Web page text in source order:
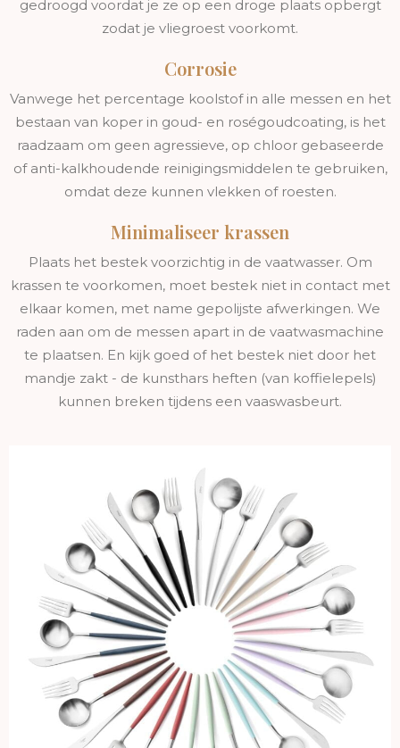
gedroogd voordat je ze op een droge plaats opbergt
zodat je vliegroest voorkomt.
Corrosie
Vanwege het percentage koolstof in alle messen en het
bestaan van koper in goud- en roségoudcoating, is het
raadzaam om geen agressieve, op chloor gebaseerde
of anti-kalkhoudende reinigingsmiddelen te gebruiken,
omdat deze kunnen vlekken of roesten.
Minimaliseer krassen
Plaats het bestek voorzichtig in de vaatwasser. Om
krassen te voorkomen, moet bestek niet in contact met
elkaar komen, met name gepolijste afwerkingen. We
raden aan om de messen apart in de vaatwasmachine
te plaatsen. En kijk goed of het bestek niet door het
mandje zakt - de kunsthars heften (van koffielepels)
kunnen breken tijdens een vaaswasbeurt.